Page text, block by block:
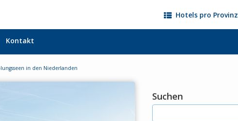
Hotels pro Provinz
Kontakt
in den Niederlanden
Suchen